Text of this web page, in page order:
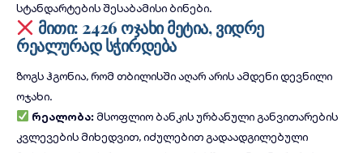
სტანდარტების შესაბამისი ბინები.
მითი: 2426 ოჯახი მეტია, ვიდრე
რეალურად სჭირდება
ზოგს ჰგონია, რომ თბილისში აღარ არის ამდენი დევნილი
ოჯახი.
რეალობა:მსოფლიო ბანკისურბანული განვითარების
კვლევებისმიხედვით, იძულებით გადაადგილებული